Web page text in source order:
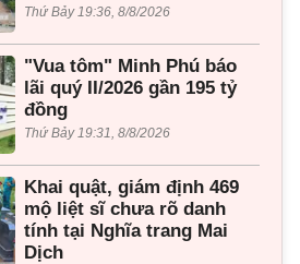
Thứ Bảy 19:36, 8/8/2026
"Vua tôm" Minh Phú báo
lãi quý II/2026 gần 195 tỷ
đồng
Thứ Bảy 19:31, 8/8/2026
Khai quật, giám định 469
mộ liệt sĩ chưa rõ danh
tính tại Nghĩa trang Mai
Dịch